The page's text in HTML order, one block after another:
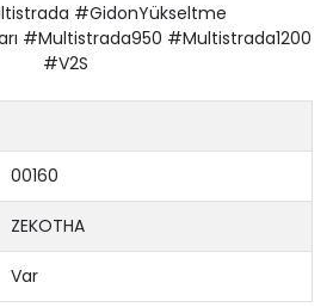
#GidonYükseltme
#Multistrada950 #Multistrada1200
#V2S
00160
ZEKOTHA
Var